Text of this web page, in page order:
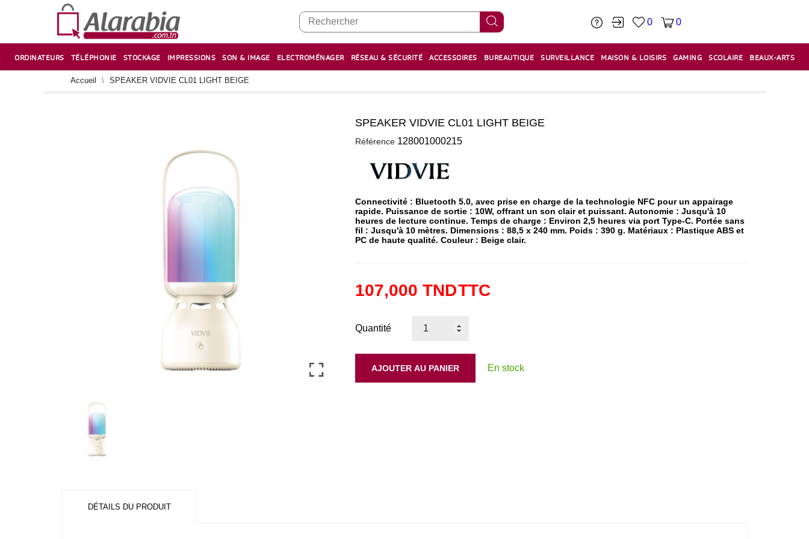
0 0
ORDINATEURS TÉLÉPHONIE STOCKAGE IMPRESSIONS SON & IMAGE ELECTROMÉNAGER RÉSEAU & SÉCURITÉ ACCESSOIRES BUREAUTIQUE SURVEILLANCE MAISON & LOISIRS GAMING SCOLAIRE BEAUX-ARTS
Accueil SPEAKER VIDVIE CL01 LIGHT BEIGE
SPEAKER VIDVIE CL01 LIGHT BEIGE
Référence 128001000215
Connectivité : Bluetooth 5.0, avec prise en charge de la technologie NFC pour un appairage
rapide. Puissance de sortie : 10W, offrant un son clair et puissant. Autonomie : Jusqu'à 10
heures de lecture continue. Temps de charge : Environ 2,5 heures via port Type-C. Portée sans
fil : Jusqu'à 10 mètres. Dimensions : 88,5 x 240 mm. Poids : 390 g. Matériaux : Plastique ABS et
PC de haute qualité. Couleur : Beige clair.
107,000 TNDTTC
Quantité
AJOUTER AU PANIER En stock
DÉTAILS DU PRODUIT